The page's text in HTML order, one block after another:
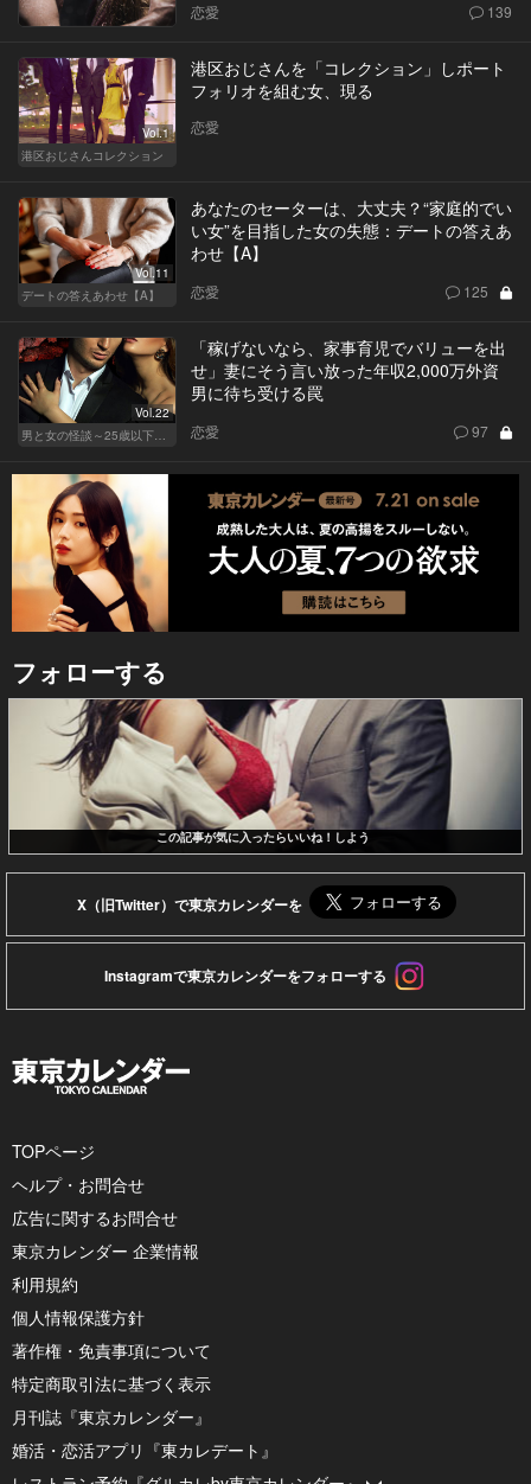
恋愛 139
Vol.1
港区おじさんコレクション
港区おじさんを「コレクション」しポート
フォリオを組む女、現る
恋愛
Vol.11
デートの答えあわせ【A】
あなたのセーターは、大丈夫？“家庭的でい
い女”を目指した女の失態：デートの答えあ
わせ【A】
恋愛 125
Vol.22
「稼げないなら、家事育児でバリューを出
せ」妻にそう言い放った年収2,000万外資
男に待ち受ける罠
恋愛 97
フォローする
この記事が気に入ったらいいね！しよう
X（旧Twitter）で東京カレンダーを
Instagramで東京カレンダーをフォローする
TOPページ
ヘルプ・お問合せ
広告に関するお問合せ
東京カレンダー 企業情報
利用規約
個人情報保護方針
著作権・免責事項について
特定商取引法に基づく表示
月刊誌『東京カレンダー』
婚活・恋活アプリ『東カレデート』